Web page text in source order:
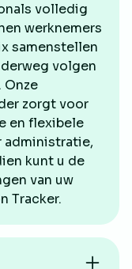
volledig
werknemers
samenstellen
volgen
Onze
zorgt voor
en flexibele
administratie,
kunt u de
van uw
Tracker.